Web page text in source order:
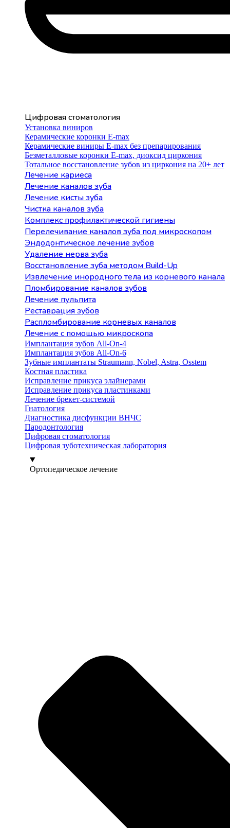
Цифровая стоматология
Установка виниров
Керамические коронки E-max
Керамические виниры E-max без препарирования
Безметалловые коронки Е-max, диоксид циркония
Тотальное восстановление зубов из циркония на 20+ лет
Лечение кариеса
Лечение каналов зуба
Лечение кисты зуба
Чистка каналов зуба
Комплекс профилактической гигиены
Перелечивание каналов зуба под микроскопом
Эндодонтическое лечение зубов
Удаление нерва зуба
Восстановление зуба методом Build-Up
Извлечение инородного тела из корневого канала
Пломбирование каналов зубов
Лечение пульпита
Реставрация зубов
Распломбирование корневых каналов
Лечение с помощью микроскопа
Имплантация зубов All-On-4
Имплантация зубов All-On-6
Зубные имплантаты Straumann, Nobel, Astra, Osstem
Костная пластика
Исправление прикуса элайнерами
Исправление прикуса пластинками
Лечение брекет-системой
Гнатология
Диагностика дисфункции ВНЧС
Пародонтология
Цифровая стоматология
Цифровая зуботехническая лаборатория
Ортопедическое лечение